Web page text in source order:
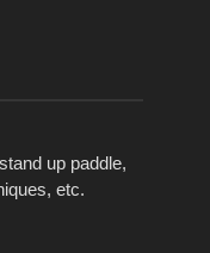
up paddle,
etc.